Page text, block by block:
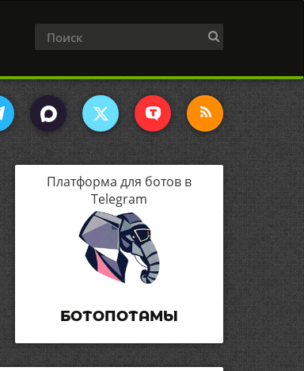
Платформа для ботов в
Telegram
БОТОПОТАМЫ